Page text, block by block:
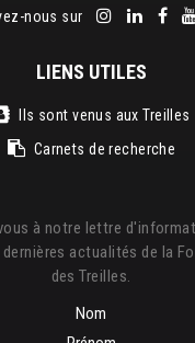
nous sur
LIENS UTILES
Ils sont venus aux Treilles
Carnets de recherche
à notre lettre
dernières actualités de la
des Treilles.
Nom